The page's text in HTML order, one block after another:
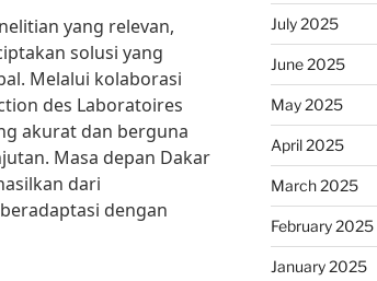
yang relevan,
solusi yang
Melalui kolaborasi
des Laboratoires
akurat dan berguna
Masa depan Dakar
dari
dengan
July 2025
June 2025
May 2025
April 2025
March 2025
February 2025
January 2025